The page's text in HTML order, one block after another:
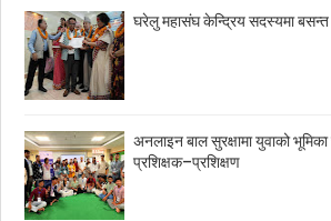
घरेलु महासंघ केन्द्रिय सदस्यमा बसन्त
अनलाइन बाल सुरक्षामा युवाको
प्रशिक्षक–प्रशिक्षण